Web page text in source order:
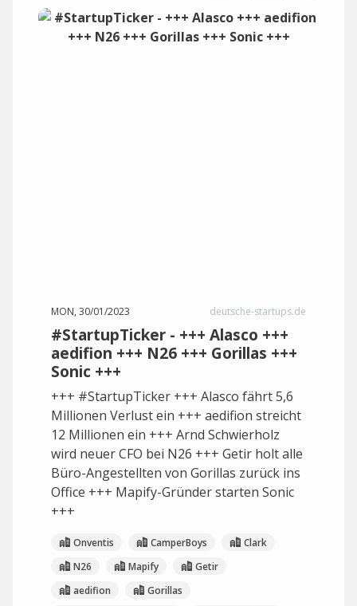
MON, 30/01/2023 deutsche-startups.de
#StartupTicker - +++ Alasco +++
aedifion +++ N26 +++ Gorillas +++
Sonic +++
+++ #StartupTicker +++ Alasco fährt 5,6
Millionen Verlust ein +++ aedifion streicht
12 Millionen ein +++ Arnd Schwierholz
wird neuer CFO bei N26 +++ Getir holt alle
Büro-Angestellten von Gorillas zurück ins
Office +++ Mapify-Gründer starten Sonic
+++
Onventis CamperBoys
Clark
N26
Mapify
Getir
aedifion
Gorillas